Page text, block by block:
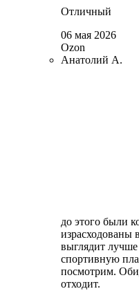
Отличный
06 мая 2026
Ozon
Анатолий А.
до этого были
израсходованы
выглядит
спортивную
посмотрим.
отходит.